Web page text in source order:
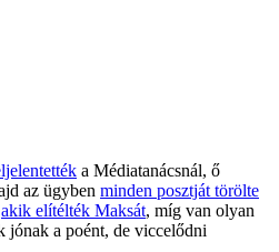
a Médiatanácsnál, ő
az ügyben minden posztját törölte
akik elítélték Maksát, míg van olyan
jónak a poént, de viccelődni